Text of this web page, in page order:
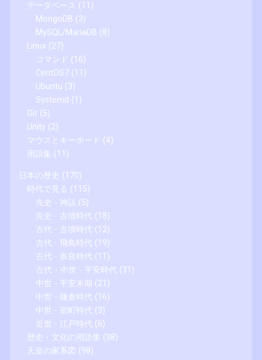
データベース (11)
MongoDB (3)
MySQL/MariaDB (8)
Linux (27)
コマンド (16)
CentOS7(11)
Ubuntu (3)
Systemd (1)
Git (5)
Unity (2)
マウスとキーボード (4)
用語集 (11)
日本の歴史 (170)
時代で見る (115)
先史 - 神話 (5)
先史 - 古墳時代 (18)
古代 - 古墳時代 (12)
古代 - 飛鳥時代 (19)
古代 - 奈良時代 (11)
古代・中世 - 平安時代 (31)
中世 - 平安末期 (21)
中世 - 鎌倉時代 (16)
中世 - 室町時代 (3)
近世 - 江戸時代 (6)
歴史・文化の用語集 (38)
天皇の家系図 (98)